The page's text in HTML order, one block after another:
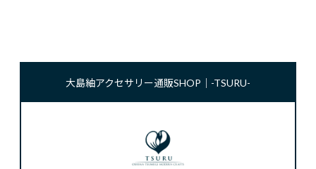
大島紬アクセサリー通販SHOP｜-TSURU-